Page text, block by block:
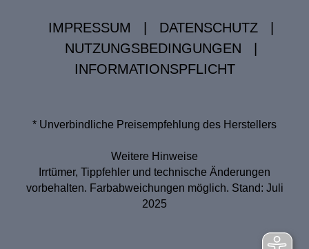
IMPRESSUM DATENSCHUTZ
NUTZUNGSBEDINGUNGEN
INFORMATIONSPFLICHT
* Unverbindliche Preisempfehlung des Herstellers
Weitere Hinweise
Irrtümer, Tippfehler und technische Änderungen
vorbehalten. Farbabweichungen möglich. Stand: Juli
2025